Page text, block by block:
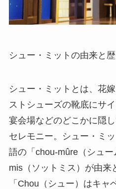
シュー・ミットの由来と歴
シュー・ミットとは、花
ストシューズの靴底にサ
宴会場などのどこかに隠
セレモニー。シュー・ミ
語の「chou-mûre（シュ
mis（ソットミス）が由来
「Chou（シュー）はキャ